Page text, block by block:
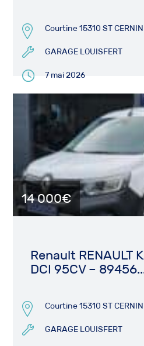
Courtine 15310 ST CERNIN
GARAGE LOUISFERT
7 mai 2026
14 000€
Renault RENAULT
DCI 95CV –
Courtine 15310 ST CERNIN
GARAGE LOUISFERT